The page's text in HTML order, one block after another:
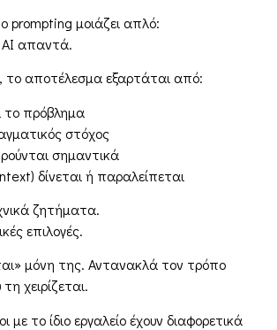
prompting μοιάζει απλό:
AI απαντά.
αποτέλεσμα εξαρτάται από:
το πρόβλημα
στόχος
σημαντικά
δίνεται ή παραλείπεται
ζητήματα.
επιλογές.
μόνη της. Αντανακλά τον τρόπο
χειρίζεται.
με το ίδιο εργαλείο έχουν διαφορετικά